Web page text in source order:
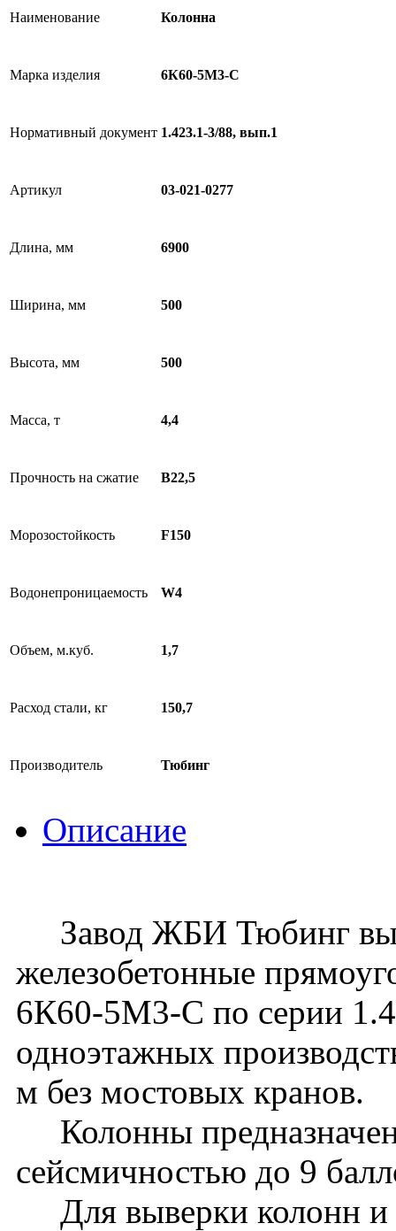
Наименование Колонна
Марка изделия 6К60-5М3-С
Нормативный документ 1.423.1-3/88, вып.1
Артикул 03-021-0277
Длина, мм 6900
Ширина, мм 500
Высота, мм 500
Масса, т 4,4
Прочность на сжатие В22,5
Морозостойкость F150
Водонепроницаемость W4
Объем, м.куб. 1,7
Расход стали, кг 150,7
Производитель Тюбинг
Описание
Завод ЖБИ Тюбинг
железобетонные
6К60-5М3-С по серии
одноэтажных
м без мостовых кранов.
Колонны
сейсмичностью до 9
Для выверки колонн